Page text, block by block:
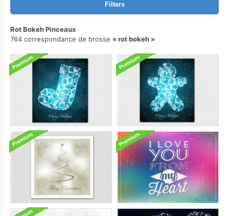
Filters
Rot Bokeh Pinceaux
764 correspondance de brosse
rot bokeh